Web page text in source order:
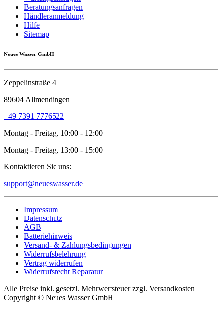
Beratungsanfragen
Händleranmeldung
Hilfe
Sitemap
Neues Wasser GmbH
Zeppelinstraße 4
89604 Allmendingen
+49 7391 7776522
Montag - Freitag, 10:00 - 12:00
Montag - Freitag, 13:00 - 15:00
Kontaktieren Sie uns:
support@neueswasser.de
Impressum
Datenschutz
AGB
Batteriehinweis
Versand- & Zahlungsbedingungen
Widerrufsbelehrung
Vertrag widerrufen
Widerrufsrecht Reparatur
Alle Preise inkl. gesetzl. Mehrwertsteuer zzgl. Versandkosten
Copyright © Neues Wasser GmbH